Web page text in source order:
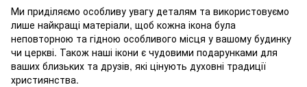
Ми приділяємо особливу увагу деталям та використовуємо
лише найкращі матеріали, щоб кожна ікона була
неповторною та гідною особливого місця у вашому будинку
чи церкві. Також наші ікони є чудовими подарунками для
ваших близьких та друзів, які цінують духовні традиції
християнства.